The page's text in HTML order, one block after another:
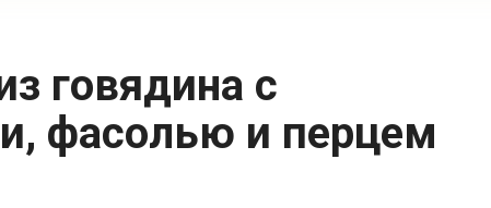
фасолью и перцем